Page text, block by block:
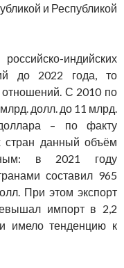
и Республикой
индийских
до 2022 года, то
отношений. С 2010 по
долл. до 11 млрд.
– по факту
стран данный объём
в 2021 году
составил 965
При этом экспорт
импорт в 2,2
имело тенденцию к